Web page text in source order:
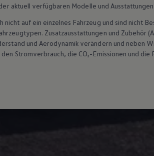
aktuell verfügbaren Modelle und Ausstattungen.
auf ein einzelnes Fahrzeug und sind nicht
Zusatzausstattungen und Zubehör
und Aerodynamik verändern und neben
Stromverbrauch, die CO₂-Emissionen und die